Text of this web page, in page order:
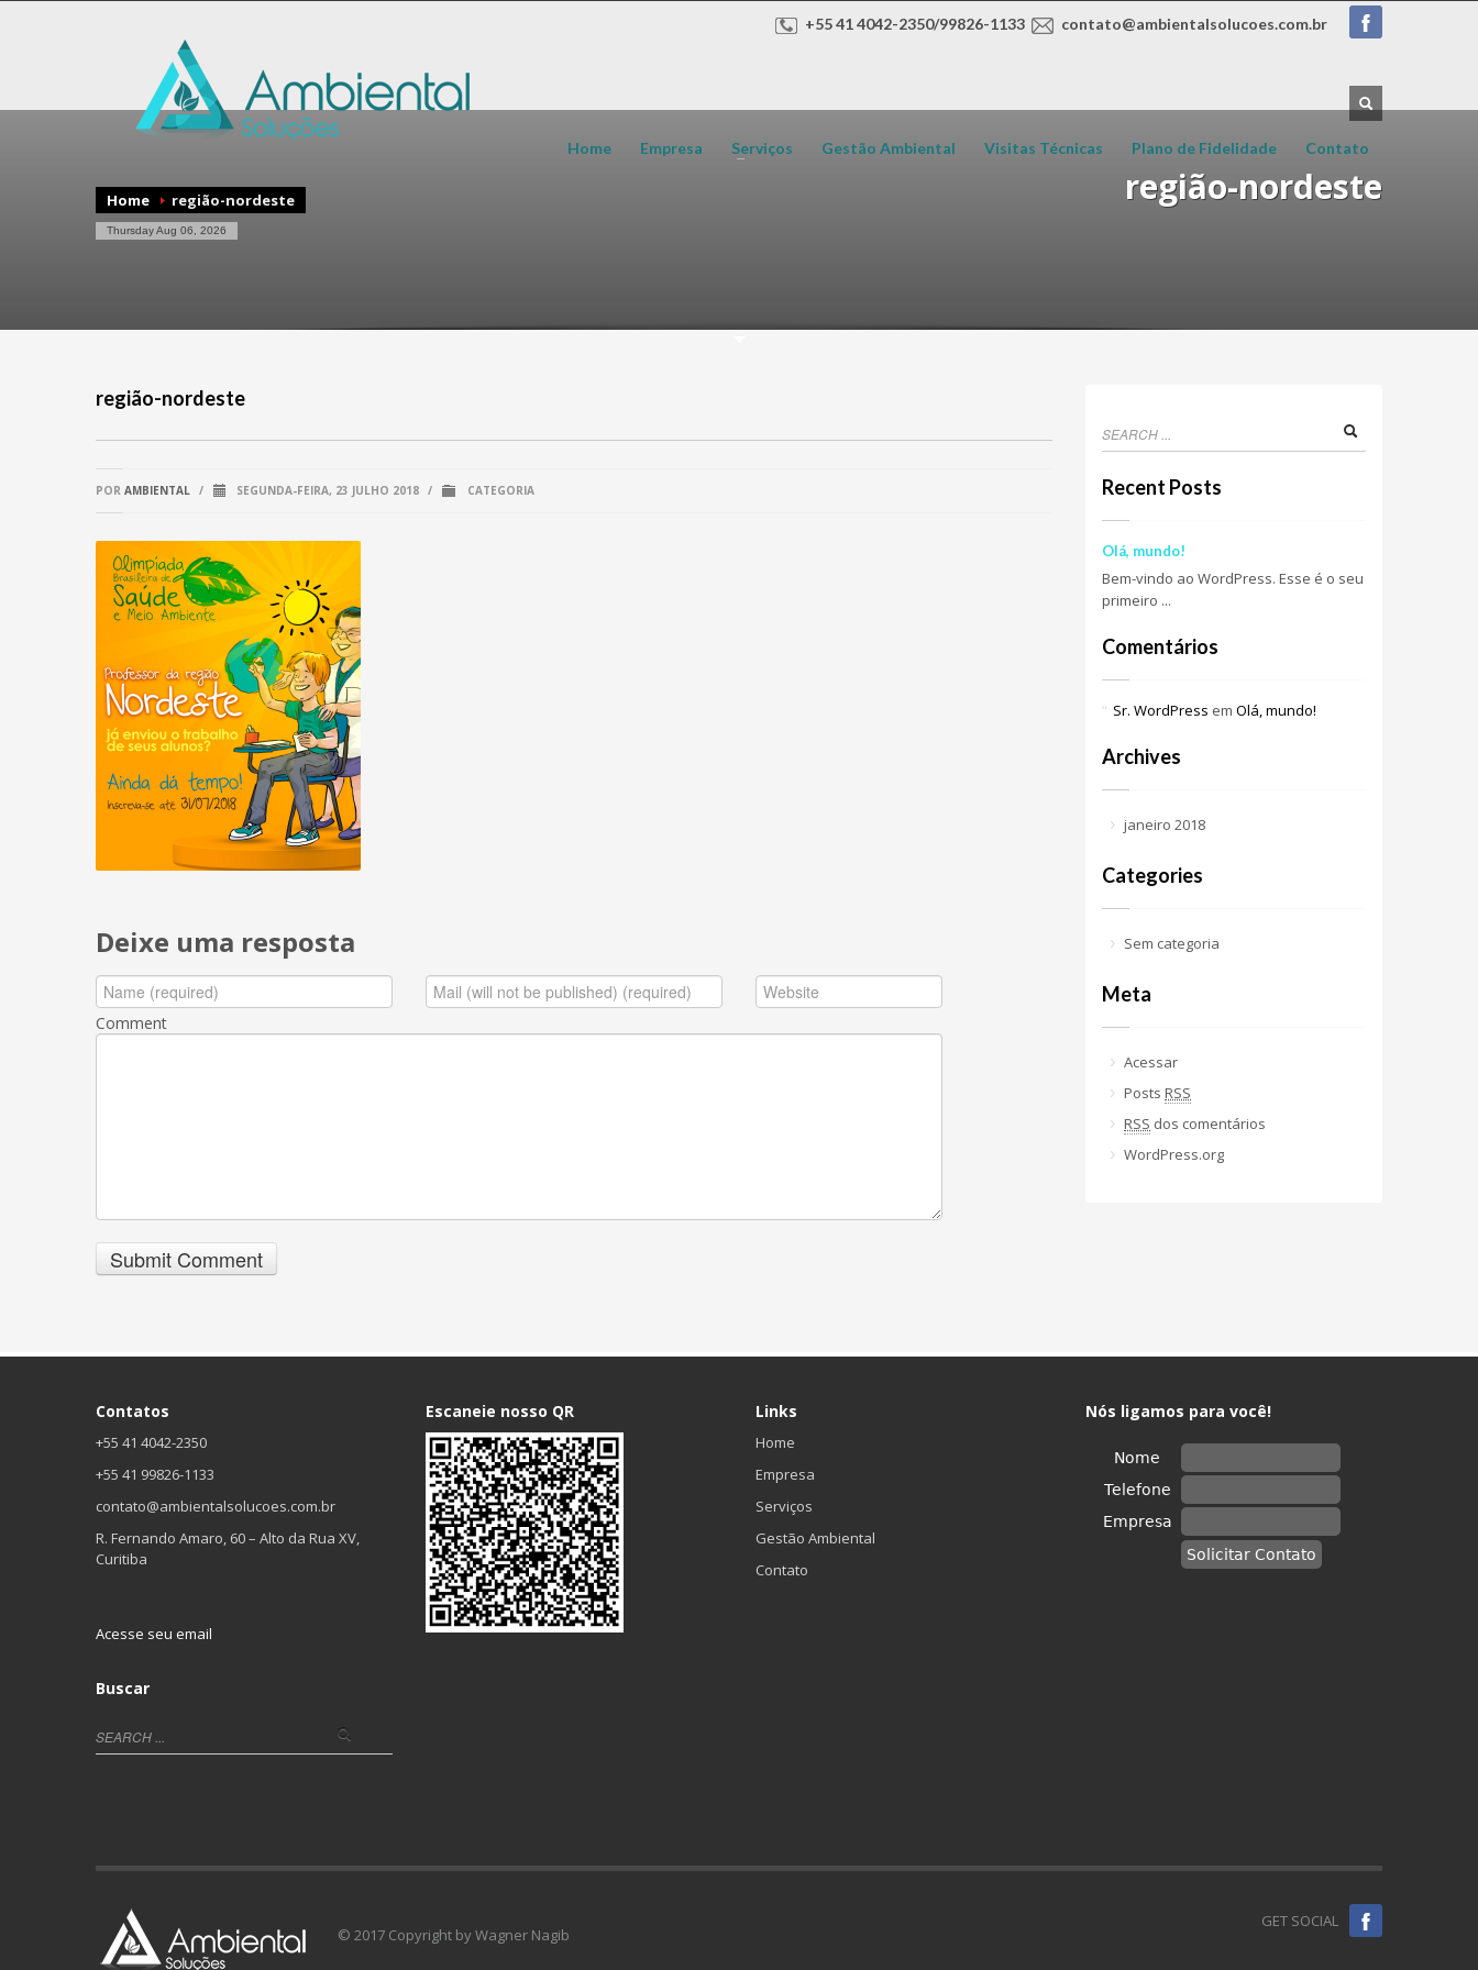
+55 41 4042-2350/99826-1133 contato@ambientalsolucoes.com.br
Home Empresa Serviços Gestão Ambiental Visitas Técnicas Plano de Fidelidade Contato
Home região-nordeste
Thursday Aug 06, 2026
região-nordeste
região-nordeste
POR AMBIENTAL / SEGUNDA-FEIRA, 23 JULHO 2018 / CATEGORIA
Deixe uma resposta
Comment
Recent Posts
Olá, mundo!
Bem-vindo ao WordPress. Esse é o seu
primeiro ...
Comentários
Sr. WordPress em Olá, mundo!
Archives
janeiro 2018
Categories
Sem categoria
Meta
Acessar
Posts RSS
RSS dos comentários
WordPress.org
Contatos
+55 41 4042-2350
+55 41 99826-1133
contato@ambientalsolucoes.com.br
R. Fernando Amaro, 60 – Alto da Rua XV,
Curitiba
Acesse seu email
Buscar
Escaneie nosso QR Links
Home
Empresa
Serviços
Gestão Ambiental
Contato
Nós ligamos para você!
GET SOCIAL
© 2017 Copyright by Wagner Nagib